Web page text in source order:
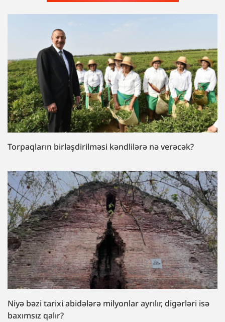
Torpaqların birləşdirilməsi kəndlilərə nə verəcək?
Niyə bəzi tarixi abidələrə milyonlar ayrılır, digərləri isə
baxımsız qalır?